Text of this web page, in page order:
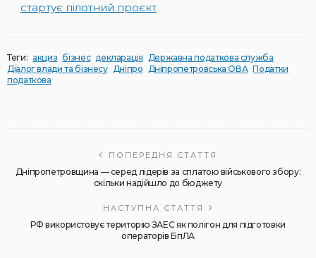
стартує пілотний проєкт
Теги: акциз бізнес декларація Державна податкова служба
Діалог влади та бізнесу Дніпро Дніпропетровська ОВА Податки
податкова
ПОПЕРЕДНЯ СТАТТЯ
Дніпропетровщина — серед лідерів за сплатою військового збору:
скільки надійшло до бюджету
НАСТУПНА СТАТТЯ
РФ використовує територію ЗАЕС як полігон для підготовки
операторів БпЛА